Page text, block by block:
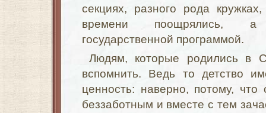
секциях, разного рода
времени поощрялись, а
государственной программой.
Людям, которые родились в
вспомнить. Ведь то детство
ценность: наверно, потому,
беззаботным и вместе с тем